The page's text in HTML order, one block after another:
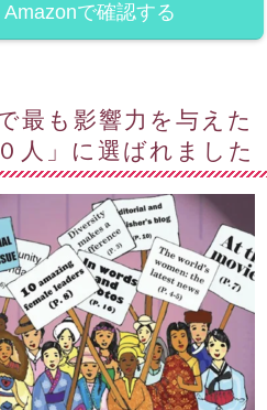
3, 2024
Amazonで確認する
人」に選ばれました